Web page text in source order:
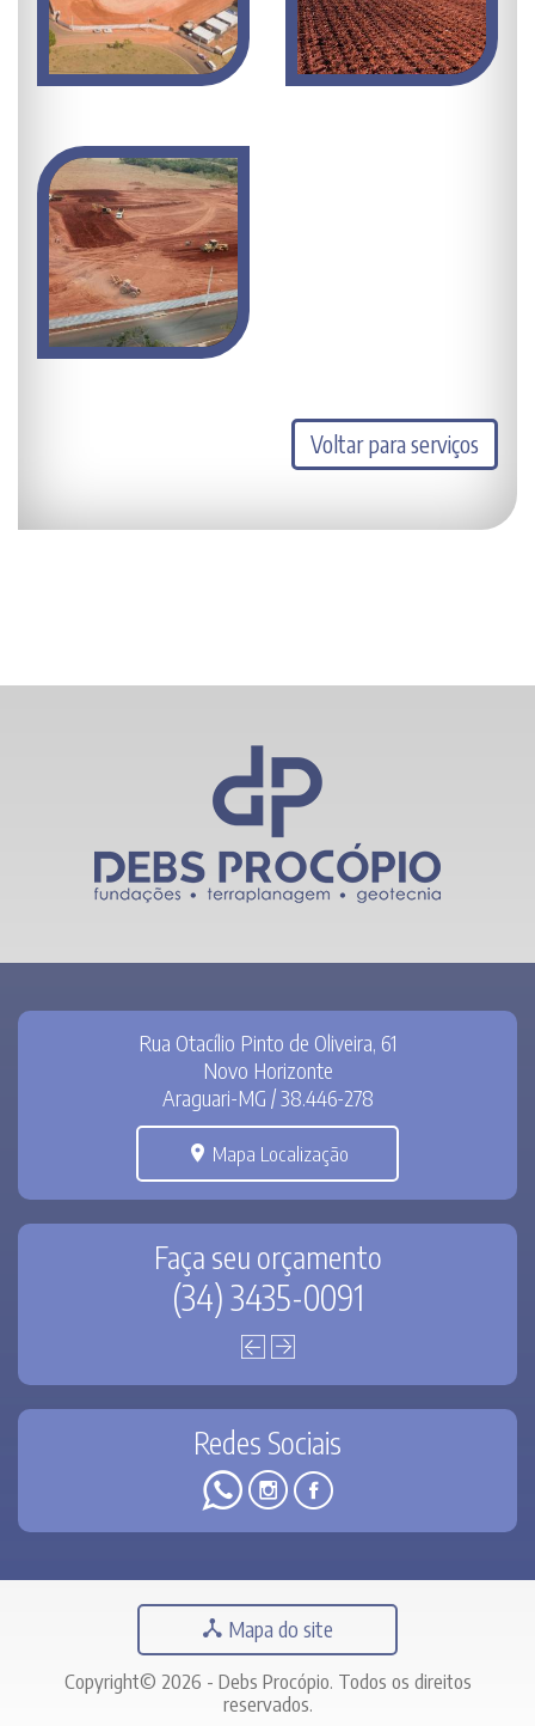
Voltar para serviços
Rua Otacílio Pinto de Oliveira, 61
Novo Horizonte
Araguari-MG / 38.446-278
Mapa Localização
Faça seu orçamento
(34) 3435-0091
Redes Sociais
Mapa do site
Copyright© 2026 - Debs Procópio. Todos os direitos
reservados.